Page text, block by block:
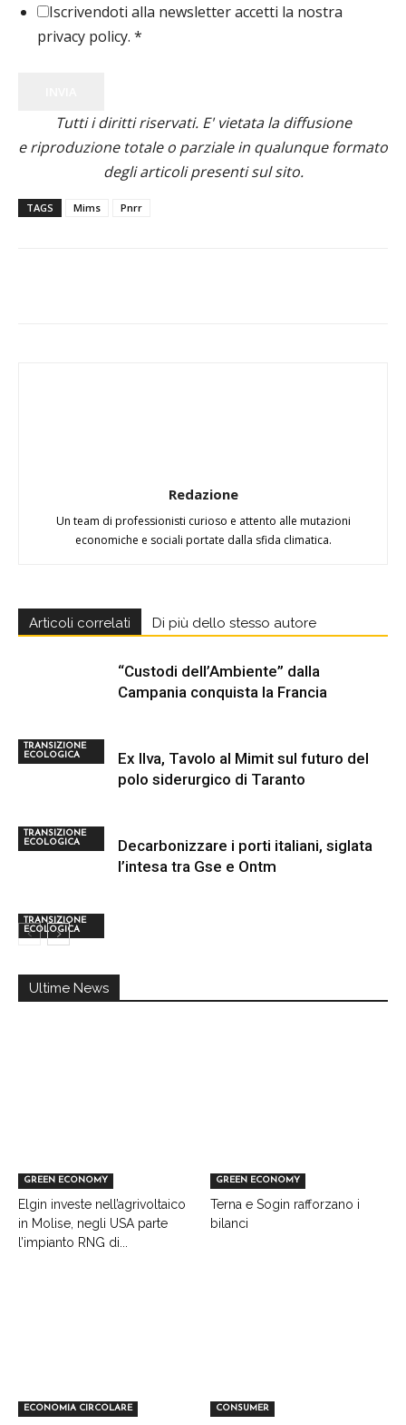
Iscrivendoti alla newsletter accetti la nostra
privacy policy. *
Tutti i diritti riservati. E' vietata la diffusione
e riproduzione totale o parziale in qualunque formato
degli articoli presenti sul sito.
TAGS Mims Pnrr
Redazione
Un team di professionisti curioso e attento alle mutazioni
economiche e sociali portate dalla sfida climatica.
Articoli correlati Di più dello stesso autore
TRANSIZIONE
ECOLOGICA
“Custodi dell’Ambiente” dalla
Campania conquista la Francia
TRANSIZIONE
ECOLOGICA
Ex Ilva, Tavolo al Mimit sul futuro del
polo siderurgico di Taranto
TRANSIZIONE
ECOLOGICA
Decarbonizzare i porti italiani, siglata
l’intesa tra Gse e Ontm
Ultime News
GREEN ECONOMY
Elgin investe nell’agrivoltaico
in Molise, negli USA parte
l’impianto RNG di...
GREEN ECONOMY
Terna e Sogin rafforzano i
bilanci
ECONOMIA CIRCOLARE CONSUMER